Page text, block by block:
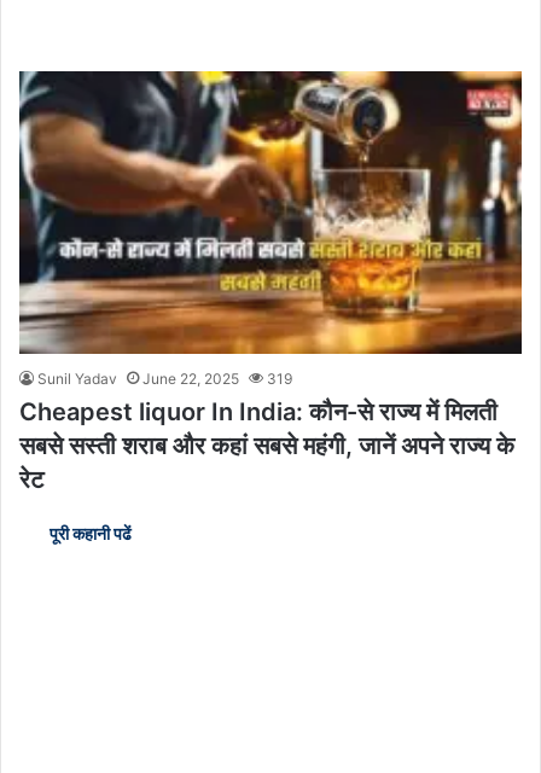
Sunil Yadav June 22, 2025 319
Cheapest liquor In India: कौन-से राज्य में मिलती
सबसे सस्ती शराब और कहां सबसे महंगी, जानें अपने राज्य के
रेट
पूरी कहानी पढें